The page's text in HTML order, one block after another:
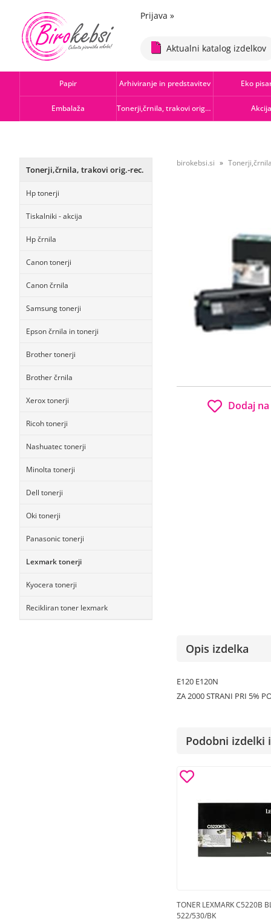
Prijava »
Aktualni katalog izdelkov
Papir Arhiviranje in predstavitev Eko
Embalaža Tonerji,črnila, trakovi orig.-rec. Akcija
Tonerji,črnila, trakovi orig.-rec.
Hp tonerji
Tiskalniki - akcija
Hp črnila
Canon tonerji
Canon črnila
Samsung tonerji
Epson črnila in tonerji
Brother tonerji
Brother črnila
Xerox tonerji
Ricoh tonerji
Nashuatec tonerji
Minolta tonerji
Dell tonerji
Oki tonerji
Panasonic tonerji
Lexmark tonerji
Kyocera tonerji
Recikliran toner lexmark
birokebsi.si
Dodaj
Opis izdelka
E120 E120N
ZA 2000 STRANI PRI 5%
Podobni izdelki
TONER LEXMARK C5220B
522/530/BK